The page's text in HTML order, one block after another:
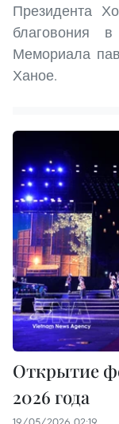
Президента
благовония
Мемориала
Ханое.
Открытие
2026 года